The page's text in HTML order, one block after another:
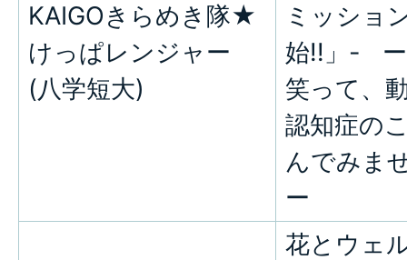
KAIGOきらめき隊★
けっぱレンジャー
(八学短大)
ミッショ
始!!」- ー
笑って、
認知症の
んでみま
ー
花とウェ